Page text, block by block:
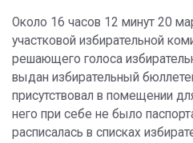
Около 16 часов 12 минут 20
участковой избирательной
решающего голоса
выдан избирательный
присутствовал в помещении
него при себе не было
расписалась в списках